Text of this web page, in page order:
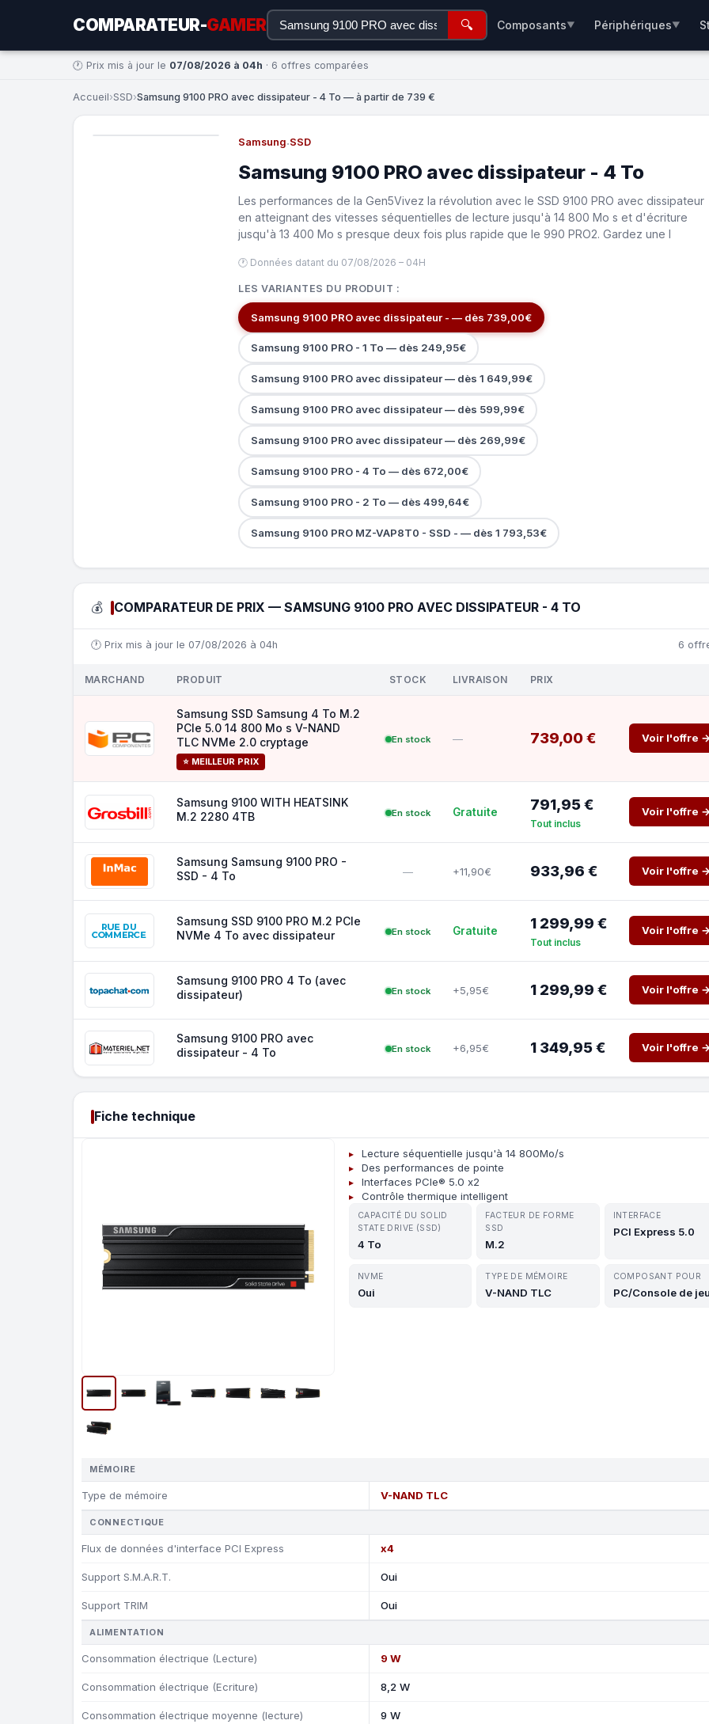
COMPARATEUR-GAMER 🔍 Composants▼ Périphériques▼
🕐 Prix mis à jour le 07/08/2026 à 04h · 6 offres comparées
Accueil›SSD›Samsung 9100 PRO avec dissipateur - 4 To — à partir de 739 €
Samsung·SSD
Samsung 9100 PRO avec dissipateur - 4 To
Les performances de la Gen5Vivez la révolution avec le SSD 9100 PRO avec dissipateur
en atteignant des vitesses séquentielles de lecture jusqu'à 14 800 Mo s et d'écriture
jusqu'à 13 400 Mo s presque deux fois plus rapide que le 990 PRO2. Gardez une l
🕐 Données datant du 07/08/2026 – 04H
LES VARIANTES DU PRODUIT :
Samsung 9100 PRO avec dissipateur - — dès 739,00€
Samsung 9100 PRO - 1 To — dès 249,95€
Samsung 9100 PRO avec dissipateur — dès 1 649,99€
Samsung 9100 PRO avec dissipateur — dès 599,99€
Samsung 9100 PRO avec dissipateur — dès 269,99€
Samsung 9100 PRO - 4 To — dès 672,00€
Samsung 9100 PRO - 2 To — dès 499,64€
Samsung 9100 PRO MZ-VAP8T0 - SSD - — dès 1 793,53€
💰 COMPARATEUR DE PRIX — SAMSUNG 9100 PRO AVEC DISSIPATEUR - 4 TO
🕐 Prix mis à jour le 07/08/2026 à 04h 6
MARCHAND PRODUIT STOCK LIVRAISON PRIX
Samsung SSD Samsung 4 To M.2
PCIe 5.0 14 800 Mo s V-NAND
TLC NVMe 2.0 cryptage
⭐ MEILLEUR PRIX
En stock — 739,00 € Voir l'offre
Samsung 9100 WITH HEATSINK
M.2 2280 4TB
En stock Gratuite 791,95 €
Tout inclus
Voir l'offre
Samsung Samsung 9100 PRO -
SSD - 4 To
— +11,90€ 933,96 € Voir l'offre
Samsung SSD 9100 PRO M.2 PCIe
NVMe 4 To avec dissipateur
En stock Gratuite 1 299,99 €
Tout inclus
Voir l'offre
Samsung 9100 PRO 4 To (avec
dissipateur)
En stock +5,95€ 1 299,99 € Voir l'offre
Samsung 9100 PRO avec
dissipateur - 4 To
En stock +6,95€ 1 349,95 € Voir l'offre
Fiche technique
Lecture séquentielle jusqu'à 14 800Mo/s
Des performances de pointe
Interfaces PCIe® 5.0 x2
Contrôle thermique intelligent
CAPACITÉ DU SOLID
STATE DRIVE (SSD)
4 To
FACTEUR DE FORME
SSD
M.2
INTERFACE
PCI Express 5.0
NVME
Oui
TYPE DE MÉMOIRE
V-NAND TLC
COMPOSANT POUR
PC/Console de
MÉMOIRE
Type de mémoire V-NAND TLC
CONNECTIQUE
Flux de données d'interface PCI Express x4
Support S.M.A.R.T. Oui
Support TRIM Oui
ALIMENTATION
Consommation électrique (Lecture) 9 W
Consommation électrique (Ecriture) 8,2 W
Consommation électrique moyenne (lecture) 9 W